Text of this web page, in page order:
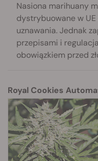
Nasiona marihuany
dystrybuowane w
uznawania. Jednak
przepisami i
obowiązkiem przed
Royal Cookies